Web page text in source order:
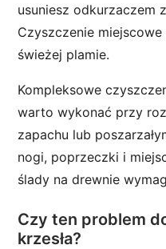
usuniesz odkurzaczem
Czyszczenie
świeżej plamie.
Kompleksowe
warto wykonać przy
zapachu lub
nogi, poprzeczki i
ślady na drewnie
Czy ten problem
krzesła?